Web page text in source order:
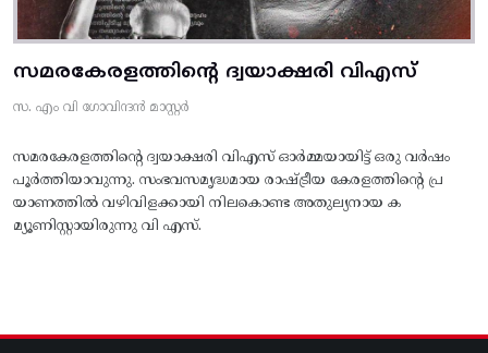
സമരകേരളത്തിൻ്റെ ദ്വയാക്ഷരി വിഎസ്
സ. എം വി ഗോവിന്ദൻ മാസ്റ്റർ
സമരകേരളത്തിൻ്റെ ദ്വയാക്ഷരി വിഎസ് ഓർമ്മയായിട്ട് ഒരു വർഷം
പൂർത്തിയാവുന്നു. സംഭവസമൃദ്ധമായ രാഷ്ട്രീയ കേരളത്തിന്റെ പ്ര
യാണത്തിൽ വഴിവിളക്കായി നിലകൊണ്ട അതുല്യനായ ക
മ്യൂണിസ്റ്റായിരുന്നു വി എസ്.